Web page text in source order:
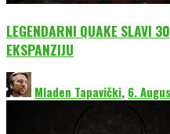
LEGENDARNI QUAKE SLAVI
EKSPANZIJU
Mladen Tapavički, 6.